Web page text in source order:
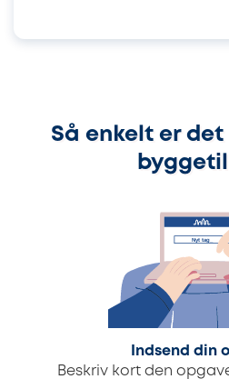
Så enkelt er
Indsend din
Beskriv kort den